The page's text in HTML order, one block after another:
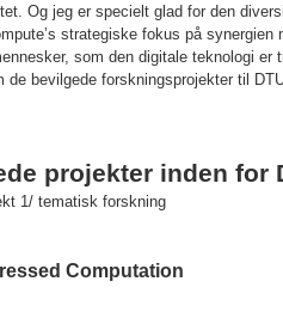
Og jeg er specielt glad for den
strategiske fokus på
som den digitale teknologi
de bevilgede forskningsprojekter til
projekter inden for
1/ tematisk forskning
Computation